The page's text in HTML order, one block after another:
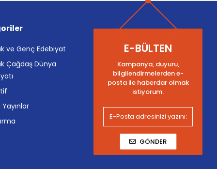
ve Genç Edebiyat
Çağdaş Dünya
Yayınlar
E-BÜLTEN
Kampanya, duyuru,
bilgilendirmelerden e-
posta ile haberdar olmak
istiyorum.
GÖNDER